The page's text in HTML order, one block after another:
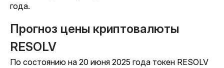
года.
Прогноз цены криптовалюты
RESOLV
По состоянию на 20 июня 2025 года токен RESOLV